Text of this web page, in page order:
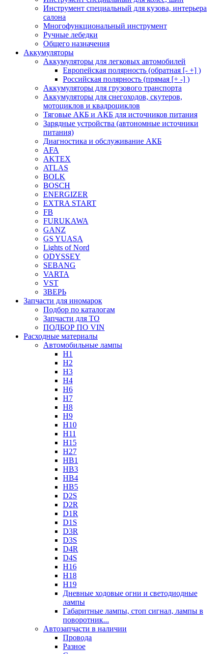
Инструмент специальный для кузова, интерьера
салона
Многофункциональный инструмент
Ручные лебедки
Общего назначения
Аккумуляторы
Аккумуляторы для легковых автомобилей
Европейская полярность (обратная [- +] )
Российская полярность (прямая [+ -] )
Аккумуляторы для грузового транспорта
Аккумуляторы для снегоходов, скутеров,
мотоциклов и квадроциклов
Тяговые АКБ и АКБ для источников питания
Зарядные устройства (автономные источники
питания)
Диагностика и обслуживание АКБ
AFA
AKTEX
ATLAS
BOLK
BOSCH
ENERGIZER
EXTRA START
FB
FURUKAWA
GANZ
GS YUASA
Lights of Nord
ODYSSEY
SEBANG
VARTA
VST
ЗВЕРЬ
Запчасти для иномарок
Подбор по каталогам
Запчасти для ТО
ПОДБОР ПО VIN
Расходные материалы
Автомобильные лампы
H1
H2
H3
H4
H6
H7
H8
H9
H10
H11
H15
H27
HB1
HB3
HB4
HB5
D2S
D2R
D1R
D1S
D3R
D3S
D4R
D4S
H16
H18
H19
Дневные ходовые огни и светодиодные
лампы
Габаритные лампы, стоп сигнал, лампы в
поворотник...
Автозапчасти в наличии
Провода
Разное